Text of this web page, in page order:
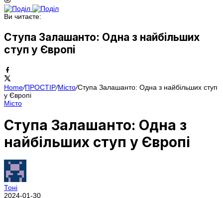
Ви читаєте:
Ступа Залашанто: Одна з найбільших
ступ у Європі
Home/ПРОСТІР/Місто/Ступа Залашанто: Одна з найбільших ступ
у Європі
Місто
Ступа Залашанто: Одна з
найбільших ступ у Європі
Тоні
2024-01-30